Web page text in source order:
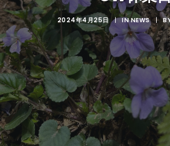
2024年4月25日 | INNEWS |